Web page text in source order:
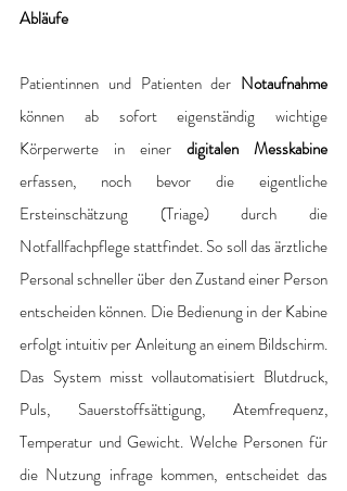
Abläufe
Patientinnen und Patienten der Notaufnahme
können ab sofort eigenständig wichtige
Körperwerte in einer digitalen Messkabine
erfassen, noch bevor die eigentliche
Ersteinschätzung (Triage) durch die
Notfallfachpflege stattfindet. So soll das ärztliche
Personal schneller über den Zustand einer Person
entscheiden können. Die Bedienung in der Kabine
erfolgt intuitiv per Anleitung an einem Bildschirm.
Das System misst vollautomatisiert Blutdruck,
Puls, Sauerstoffsättigung, Atemfrequenz,
Temperatur und Gewicht. Welche Personen für
die Nutzung infrage kommen, entscheidet das